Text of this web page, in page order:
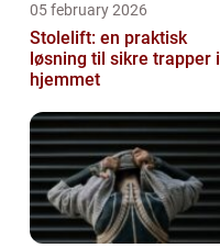
05 february 2026
Stolelift: en praktisk
løsning til sikre trapper i
hjemmet